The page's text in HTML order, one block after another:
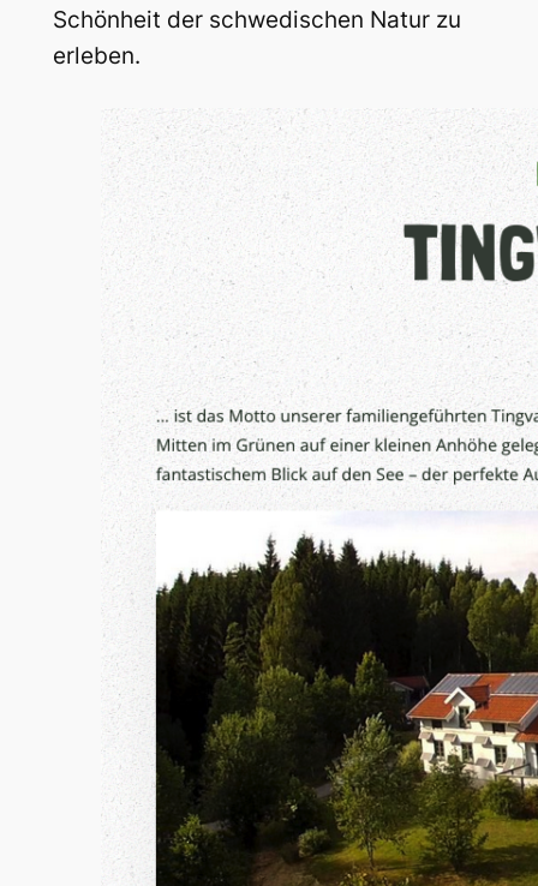
Schönheit der schwedischen Natur zu
erleben.